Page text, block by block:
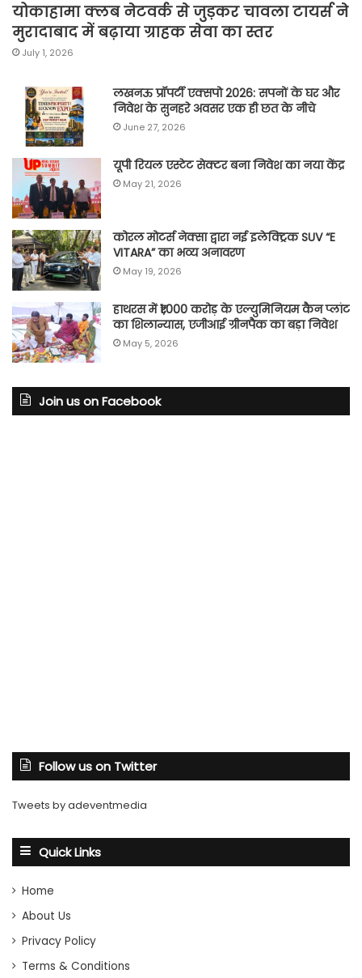
योकाहामा क्लब नेटवर्क से जुड़कर चावला टायर्स ने
मुरादाबाद में बढ़ाया ग्राहक सेवा का स्तर
July 1, 2026
लखनऊ प्रॉपर्टी एक्सपो 2026: सपनों के घर और
निवेश के सुनहरे अवसर एक ही छत के नीचे
June 27, 2026
यूपी रियल एस्टेट सेक्टर बना निवेश का नया केंद्र
May 21, 2026
कोरल मोटर्स नेक्सा द्वारा नई इलेक्ट्रिक SUV “E
VITARA” का भव्य अनावरण
May 19, 2026
हाथरस में ₹1,000 करोड़ के एल्युमिनियम कैन प्लांट
का शिलान्यास, एजीआई ग्रीनपैक का बड़ा निवेश
May 5, 2026
Join us on Facebook
Follow us on Twitter
Tweets by adeventmedia
Quick Links
Home
About Us
Privacy Policy
Terms & Conditions